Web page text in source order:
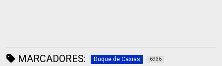
MARCADORES: Duque de Caxias 6936